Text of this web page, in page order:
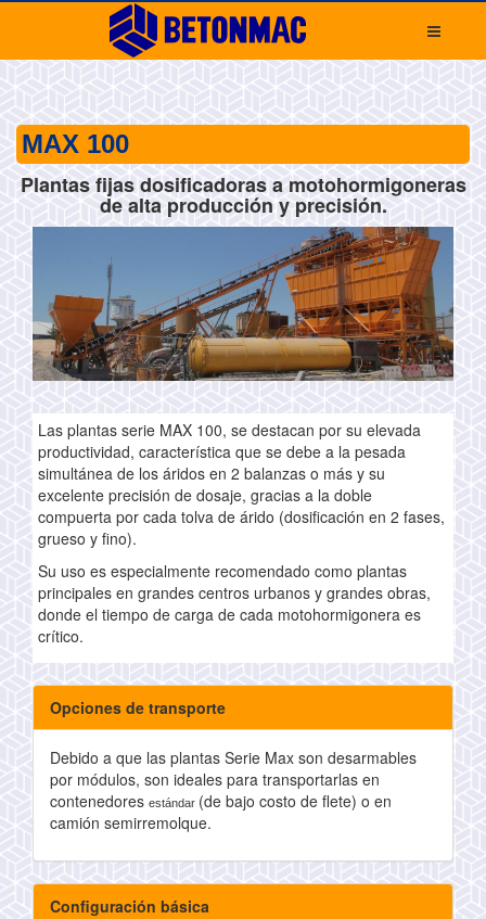
MAX 100
Plantas fijas dosificadoras a motohormigoneras
de alta producción y precisión.
Las plantas serie MAX 100, se destacan por su elevada
productividad, característica que se debe a la pesada
simultánea de los áridos en 2 balanzas o más y su
excelente precisión de dosaje, gracias a la doble
compuerta por cada tolva de árido (dosificación en 2 fases,
grueso y fino).
Su uso es especialmente recomendado como plantas
principales en grandes centros urbanos y grandes obras,
donde el tiempo de carga de cada motohormigonera es
crítico.
Opciones de transporte
Debido a que las plantas Serie Max son desarmables
por módulos, son ideales para transportarlas en
contenedores estándar (de bajo costo de flete) o en
camión semirremolque.
Configuración básica